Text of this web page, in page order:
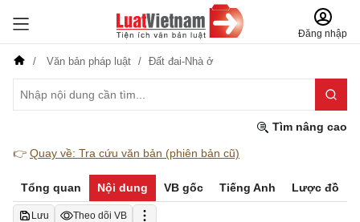
Đăng nhập
Văn bản pháp luật Đất đai-Nhà ở
Tìm nâng cao
👉 Quay về: Tra cứu văn bản (phiên bản cũ)
Tổng quan Nội dung VB gốc Tiếng Anh Lược đồ
Lưu Theo dõi VB